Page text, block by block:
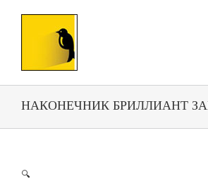
НАКОНЕЧНИК БРИЛЛИАНТ
🔍